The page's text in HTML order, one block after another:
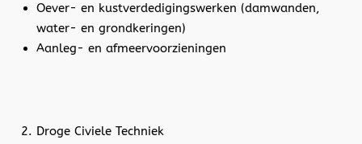
Oever- en kustverdedigingswerken (damwanden,
water- en grondkeringen)
Aanleg- en afmeervoorzieningen
Droge Civiele Techniek